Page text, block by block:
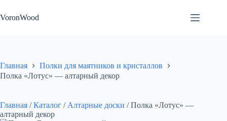
к
сути
VoronWood
Главная
Полки для маятников и кристаллов
Полка «Лотус» — алтарный декор
Главная / Каталог / Алтарные доски / Полка «Лотус» —
алтарный декор